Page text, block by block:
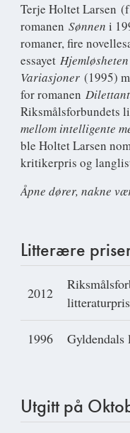
Terje Holtet Larsen
romanen Sønnen i
romaner, fire
essayet Hjemløsheten
Variasjoner (1995)
for romanen
Riksmålsforbundets
mellom intelligente
ble Holtet Larsen
kritikerpris og
Åpne dører, nakne
Litterære
2012
litteraturpris
1996 Gyldendals
Utgitt på